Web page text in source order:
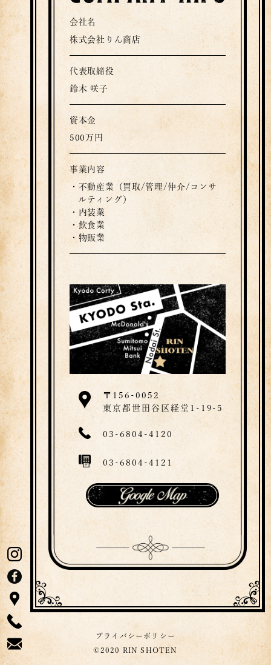
会社名
株式会社りん商店
代表取締役
鈴木 咲子
資本金
500万円
事業内容
・不動産業（買取/管理/仲介/コンサ
ルティング）
・内装業
・飲食業
・物販業
〒156-0052
東京都世田谷区経堂 1-19-5
03-6804-4120
03-6804-4121
プライバシーポリシー
©2020 RIN SHOTEN